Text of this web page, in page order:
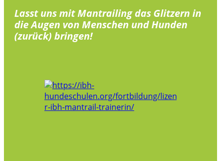
Lasst uns mit Mantrailing das Glitzern in
die Augen von Menschen und Hunden
(zurück) bringen!